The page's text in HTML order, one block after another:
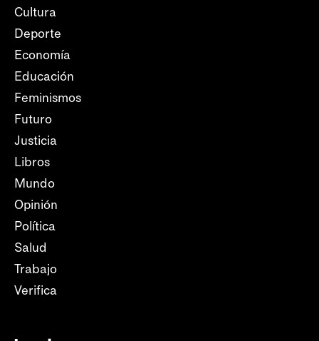
Cultura
Deporte
Economía
Educación
Feminismos
Futuro
Justicia
Libros
Mundo
Opinión
Política
Salud
Trabajo
Verifica